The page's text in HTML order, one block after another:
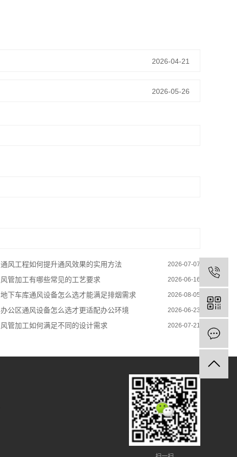
2026-04-21
2026-05-26
通风工程如何提升通风效果的实用方法 2026-07-07
风管加工有哪些常见的工艺要求 2026-06-16
地下车库通风设备怎么选才能满足排烟需求 2026-08-05
办公区通风设备怎么选才更适配办公环境 2026-06-23
风管加工如何满足不同的设计需求 2026-07-21